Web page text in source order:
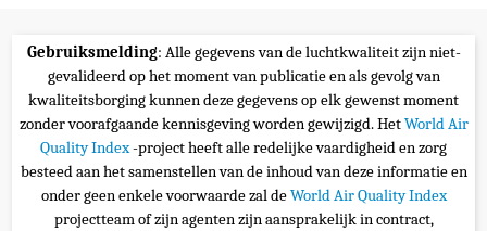
Gebruiksmelding: Alle gegevens van de luchtkwaliteit zijn niet-
gevalideerd op het moment van publicatie en als gevolg van
kwaliteitsborging kunnen deze gegevens op elk gewenst moment
zonder voorafgaande kennisgeving worden gewijzigd. HetWorld Air
Quality Index-project heeft alle redelijke vaardigheid en zorg
besteed aan het samenstellen van de inhoud van deze informatie en
onder geen enkele voorwaarde zal deWorld Air Quality Index
projectteam of zijn agenten zijn aansprakelijk in contract,